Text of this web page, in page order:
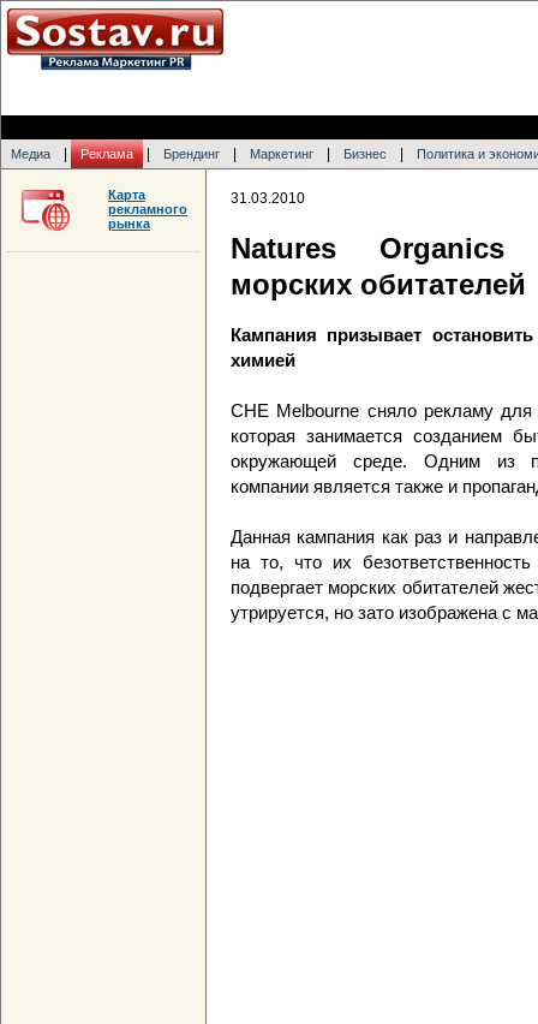
Медиа Реклама Брендинг Маркетинг Бизнес Политика и
31.03.2010
Natures Organics
морских обитателей
Кампания призывает
химией
CHE Melbourne сняло рекламу
которая занимается созданием
окружающей среде. Одним из
компании является также и
Данная кампания как раз и
на то, что их
подвергает морских обитателей
утрируется, но зато изображена с
Карта
рекламного
рынка